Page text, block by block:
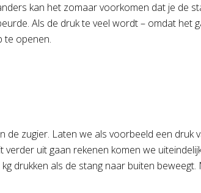
kan het zomaar voorkomen dat je de
Als de druk te veel wordt – omdat het
te openen.
zugier. Laten we als voorbeeld een druk
uit gaan rekenen komen we
drukken als de stang naar buiten